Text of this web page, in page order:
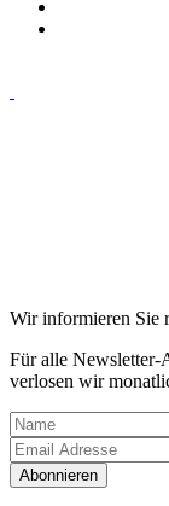
Wir informieren Sie
Für alle Newsletter-
verlosen wir
Abonnieren